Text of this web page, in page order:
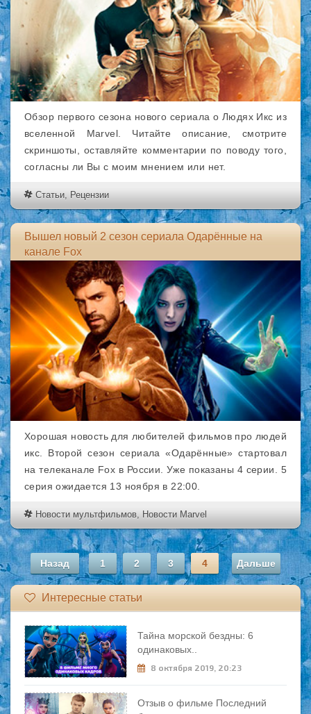
Обзор первого сезона нового сериала о Людях Икс из
вселенной Marvel. Читайте описание, смотрите
скриншоты, оставляйте комментарии по поводу того,
согласны ли Вы с моим мнением или нет.
Статьи, Рецензии
Вышел новый 2 сезон сериала Одарённые на
канале Fox
Хорошая новость для любителей фильмов про людей
икс. Второй сезон сериала «Одарённые» стартовал
на телеканале Fox в России. Уже показаны 4 серии. 5
серия ожидается 13 ноября в 22:00.
Новости мультфильмов Новости Marvel
Назад 1 2 3 4 Дальше
Интересные статьи
Тайна морской бездны: 6
одинаковых..
8 октября 2019, 20:23
Отзыв о фильме Последний